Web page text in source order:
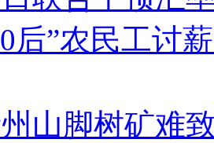
后”农民工讨
山脚树矿难